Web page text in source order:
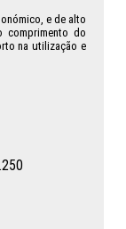
e de alto
comprimento do
na utilização e